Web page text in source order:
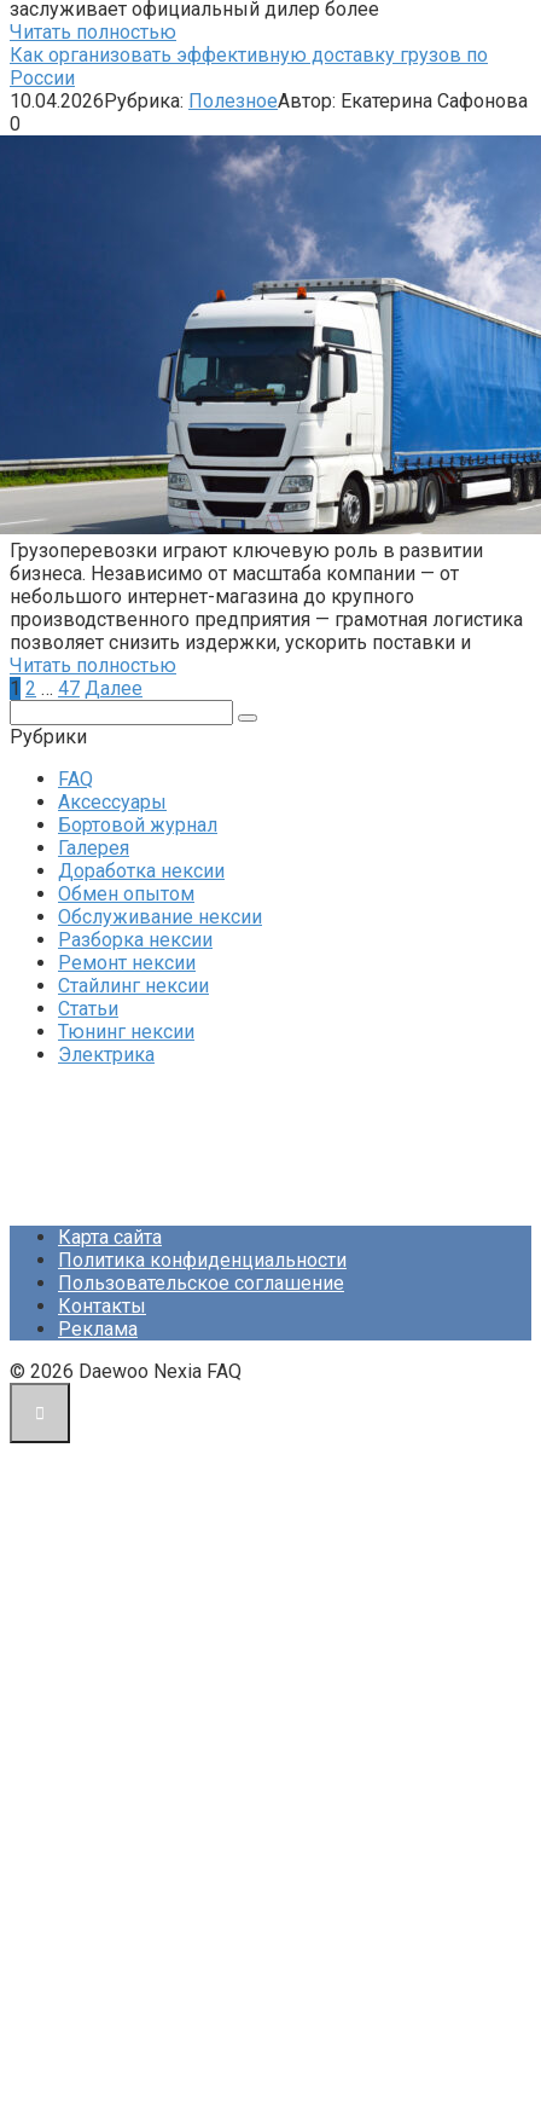
заслуживает официальный дилер более
Читать полностью
Как организовать эффективную доставку грузов по
России
10.04.2026Рубрика: ПолезноеАвтор: Екатерина Сафонова
0
Грузоперевозки играют ключевую роль в развитии
бизнеса. Независимо от масштаба компании — от
небольшого интернет-магазина до крупного
производственного предприятия — грамотная логистика
позволяет снизить издержки, ускорить поставки и
Читать полностью
Пагинация
1 2 … 47 Далее
Рубрики
FAQ
Аксессуары
Бортовой журнал
Галерея
Доработка нексии
Обмен опытом
Обслуживание нексии
Разборка нексии
Ремонт нексии
Стайлинг нексии
Статьи
Тюнинг нексии
Электрика
Карта сайта
Политика конфиденциальности
Пользовательское соглашение
Контакты
Реклама
© 2026 Daewoo Nexia FAQ